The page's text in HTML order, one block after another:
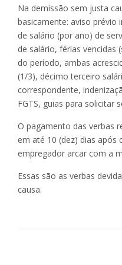
Na demissão sem justa
basicamente: aviso prévio
de salário (por ano) de
de salário, férias vencidas
do período, ambas
(1/3), décimo terceiro
correspondente,
FGTS, guias para solicitar
O pagamento das verbas
em até 10 (dez) dias após
empregador arcar com a
Essas são as verbas
causa.